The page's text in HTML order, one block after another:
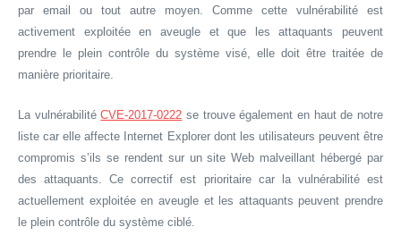
par email ou tout autre moyen. Comme cette vulnérabilité est
activement exploitée en aveugle et que les attaquants peuvent
prendre le plein contrôle du système visé, elle doit être traitée de
manière prioritaire.
La vulnérabilitéCVE-2017-0222 se trouve également en haut de notre
liste car elle affecte Internet Explorer dont les utilisateurs peuvent être
compromis s’ils se rendent sur un site Web malveillant hébergé par
des attaquants. Ce correctif est prioritaire car la vulnérabilité est
actuellement exploitée en aveugle et les attaquants peuvent prendre
le plein contrôle du système ciblé.